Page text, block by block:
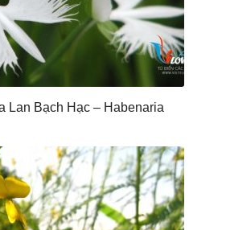
Lan Bạch Hạc – Habenaria